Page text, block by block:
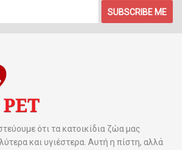
SUBSCRIBE ME
ότι τα κατοικίδια ζώα μας
και υγιέστερα. Αυτή η πίστη, αλλά